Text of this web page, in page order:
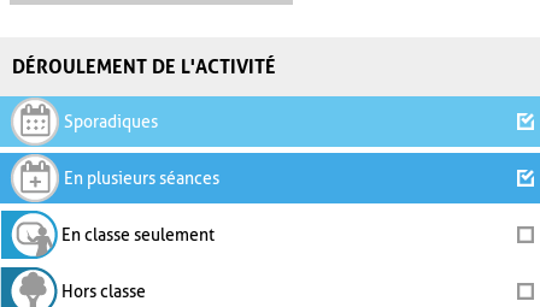
DÉROULEMENT DE L'ACTIVITÉ
Sporadiques
En plusieurs séances
En classe seulement
Hors classe